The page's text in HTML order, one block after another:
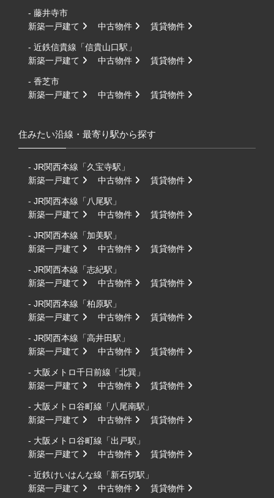
- 藤井寺市
新築一戸建て
中古物件 賃貸物件
- 近鉄信貴線「信貴山口駅」
新築一戸建て
中古物件 賃貸物件
- 香芝市
新築一戸建て
中古物件 賃貸物件
住みたい沿線・最寄り駅から探す
- JR関西本線「久宝寺駅」
新築一戸建て
中古物件 賃貸物件
- JR関西本線「八尾駅」
新築一戸建て
中古物件 賃貸物件
- JR関西本線「加美駅」
新築一戸建て
中古物件 賃貸物件
- JR関西本線「志紀駅」
新築一戸建て
中古物件 賃貸物件
- JR関西本線「柏原駅」
新築一戸建て
中古物件 賃貸物件
- JR関西本線「高井田駅」
新築一戸建て
中古物件 賃貸物件
- 大阪メトロ千日前線「北巽」
新築一戸建て
中古物件 賃貸物件
- 大阪メトロ谷町線「八尾南駅」
新築一戸建て
中古物件 賃貸物件
- 大阪メトロ谷町線「出戸駅」
新築一戸建て
中古物件 賃貸物件
- 近鉄けいはんな線「新石切駅」
新築一戸建て
中古物件 賃貸物件